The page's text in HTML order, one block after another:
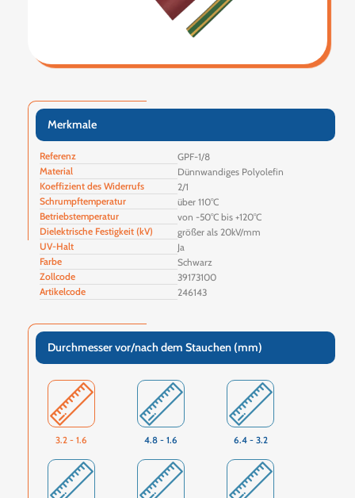
Merkmale
Referenz
GPF-1/8
Material
Dünnwandiges Polyolefin
Koeffizient des Widerrufs
2/1
Schrumpftemperatur
über 110°C
Betriebstemperatur
von -50°C bis +120°C
Dielektrische Festigkeit (kV)
größer als 20kV/mm
UV-Halt
Ja
Farbe
Schwarz
Zollcode
39173100
Artikelcode
246143
Durchmesser vor/nach dem Stauchen (mm)
3.2 - 1.6 4.8 - 1.6 6.4 - 3.2